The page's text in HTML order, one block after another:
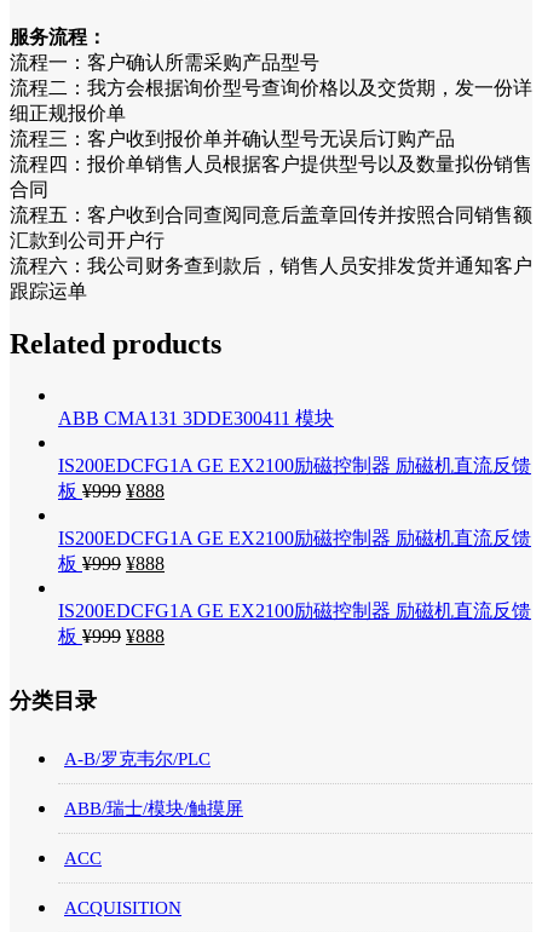
服务流程：
流程一：客户确认所需采购产品型号
流程二：我方会根据询价型号查询价格以及交货期，发一份详
细正规报价单
流程三：客户收到报价单并确认型号无误后订购产品
流程四：报价单销售人员根据客户提供型号以及数量拟份销售
合同
流程五：客户收到合同查阅同意后盖章回传并按照合同销售额
汇款到公司开户行
流程六：我公司财务查到款后，销售人员安排发货并通知客户
跟踪运单
Related products
ABB CMA131 3DDE300411 模块
IS200EDCFG1A GE EX2100励磁控制器 励磁机直流反馈
板 ¥999 ¥888
IS200EDCFG1A GE EX2100励磁控制器 励磁机直流反馈
板 ¥999 ¥888
IS200EDCFG1A GE EX2100励磁控制器 励磁机直流反馈
板 ¥999 ¥888
分类目录
A-B/罗克韦尔/PLC
ABB/瑞士/模块/触摸屏
ACC
ACQUISITION